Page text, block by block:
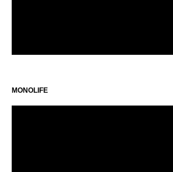
MONOLIFE